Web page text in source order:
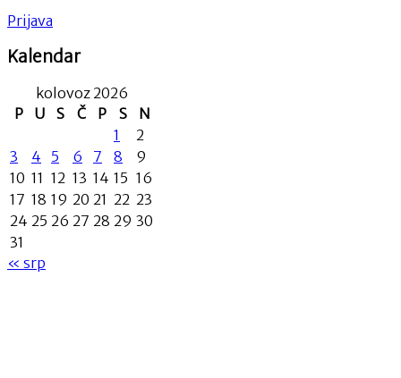
Prijava
Kalendar
kolovoz 2026
P
U S Č P S
N
1
2
3
4 5 6 7 8
9
10 11 12 13 14 15 16
17 18 19 20 21 22 23
24 25 26 27 28 29 30
31
« srp